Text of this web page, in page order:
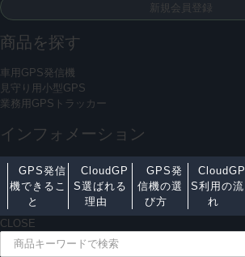
新規会員登録
商品を探す
車用GPS発信機
見守り用小型GPS
業務用GPSトラッカー
インフォメーション
GPS発信
機できるこ
と
CloudGP
S選ばれる
理由
GPS発
信機の選
び方
CloudGP
S利用の流
れ
CLOSE